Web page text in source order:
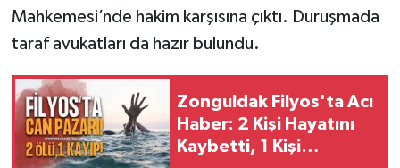
Mahkemesi’nde hakim karşısına çıktı. Duruşmada
taraf avukatları da hazır bulundu.
Zonguldak Filyos'ta Acı
Haber: 2 Kişi Hayatını
Kaybetti, 1 Kişi